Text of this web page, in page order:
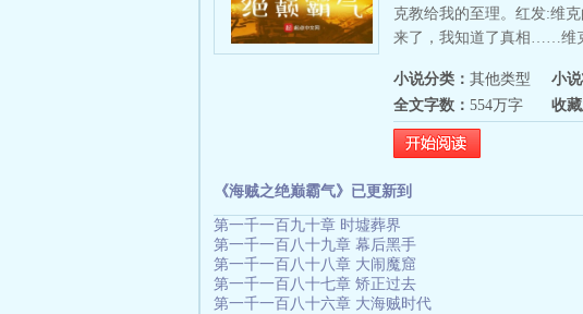
克教给我的至理。红发:维
来了，我知道了真相……
小说分类： 其他类型 小说
全文字数： 554万字 收藏
《海贼之绝巅霸气》已更新到
第一千一百九十章 时墟葬界
第一千一百八十九章 幕后黑手
第一千一百八十八章 大闹魔窟
第一千一百八十七章 矫正过去
第一千一百八十六章 大海贼时代